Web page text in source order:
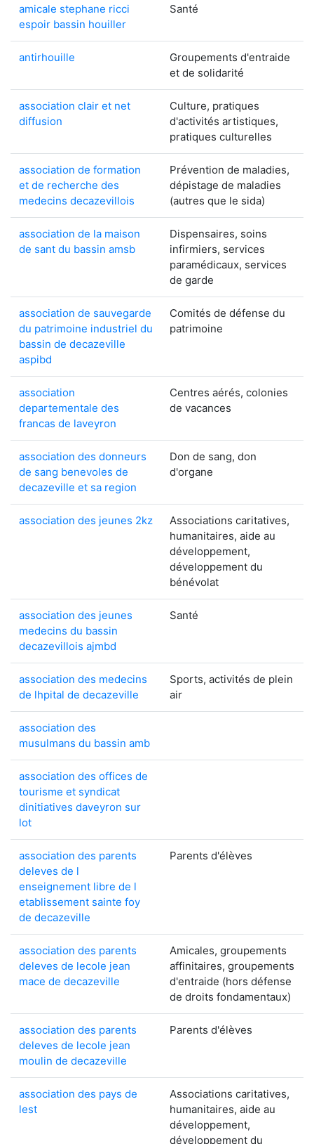
amicale stephane ricci
espoir bassin houiller
Santé
antirhouille
Groupements d'entraide
et de solidarité
association clair et net
diffusion
Culture, pratiques
d'activités artistiques,
pratiques culturelles
association de formation
et de recherche des
medecins decazevillois
Prévention de maladies,
dépistage de maladies
(autres que le sida)
association de la maison
de sant du bassin amsb
Dispensaires, soins
infirmiers, services
paramédicaux, services
de garde
association de sauvegarde
du patrimoine industriel du
bassin de decazeville
aspibd
Comités de défense du
patrimoine
association
departementale des
francas de laveyron
Centres aérés, colonies
de vacances
association des donneurs
de sang benevoles de
decazeville et sa region
Don de sang, don
d'organe
association des jeunes 2kz
Associations caritatives,
humanitaires, aide au
développement,
développement du
bénévolat
association des jeunes
medecins du bassin
decazevillois ajmbd
Santé
association des medecins
de lhpital de decazeville
Sports, activités de plein
air
association des
musulmans du bassin amb
association des offices de
tourisme et syndicat
dinitiatives daveyron sur
lot
association des parents
deleves de l
enseignement libre de l
etablissement sainte foy
de decazeville
Parents d'élèves
association des parents
deleves de lecole jean
mace de decazeville
Amicales, groupements
affinitaires, groupements
d'entraide (hors défense
de droits fondamentaux)
association des parents
deleves de lecole jean
moulin de decazeville
Parents d'élèves
association des pays de
lest
Associations caritatives,
humanitaires, aide au
développement,
développement du